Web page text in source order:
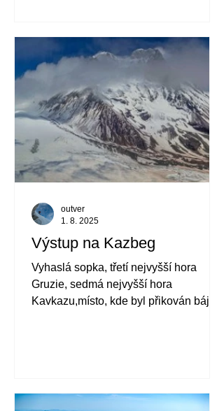
Molvenem a střediskem Madonna di
Campiglio. Výstup na tuto krásku
vyžaduje pár lezeckých kroků.
Výstup na Kazbeg
Vyhaslá sopka, třetí nejvyšší hora
Gruzie, sedmá nejvyšší hora
Kavkazu,místo, kde byl přikován bájný
severu Gruzie.
outver
1. 8. 2025